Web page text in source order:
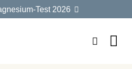
Test 2026